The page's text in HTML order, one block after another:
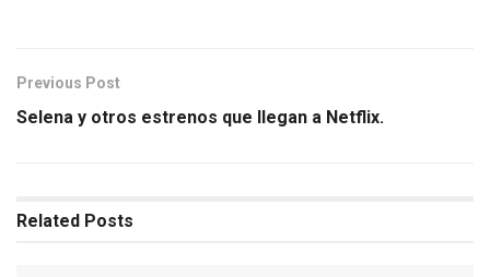
Previous Post
Selena y otros estrenos que llegan a Netflix.
Related Posts